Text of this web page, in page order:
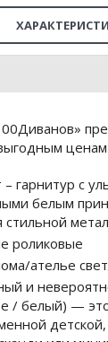
гарнитур с
белым
стильной
роликовые
ателье
и
/ белый) —